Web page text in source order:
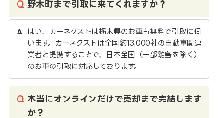
野木町まで引取に来てくれますか？
はい、カーネクストは栃木県のお車も無料で引取に伺
います。カーネクストは全国約13,000社の自動車関連
業者と提携することで、日本全国（一部離島を除く）
のお車の引取に対応しております。
本当にオンラインだけで売却まで完結します
か？